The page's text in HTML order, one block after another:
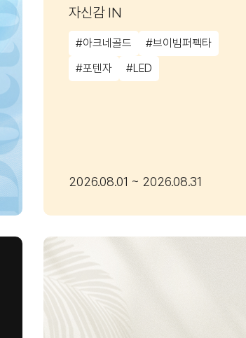
자신감 IN
#아크네골드
#브이빔퍼펙타
#포텐자
#LED
2026.08.01 ~ 2026.08.31